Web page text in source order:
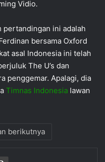
Vidio.
pertandingan ini adalah
bersama Oxford
asal Indonesia ini telah
The U’s dan
penggemar. Apalagi, dia
Timnas Indonesia lawan
berikutnya